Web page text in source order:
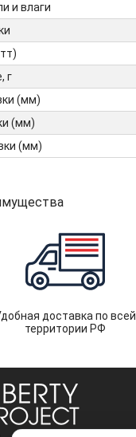
и влаги
г
(мм)
(мм)
(мм)
доставка по всей
территории РФ